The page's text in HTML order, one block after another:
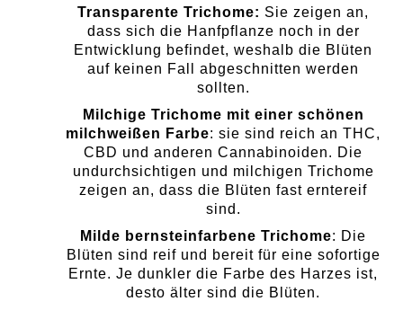
Transparente Trichome: Sie zeigen an,
dass sich die Hanfpflanze noch in der
Entwicklung befindet, weshalb die Blüten
auf keinen Fall abgeschnitten werden
sollten.
Milchige Trichome mit einer schönen
milchweißen Farbe: sie sind reich an THC,
CBD und anderen Cannabinoiden. Die
undurchsichtigen und milchigen Trichome
zeigen an, dass die Blüten fast erntereif
sind.
Milde bernsteinfarbene Trichome: Die
Blüten sind reif und bereit für eine sofortige
Ernte. Je dunkler die Farbe des Harzes ist,
desto älter sind die Blüten.